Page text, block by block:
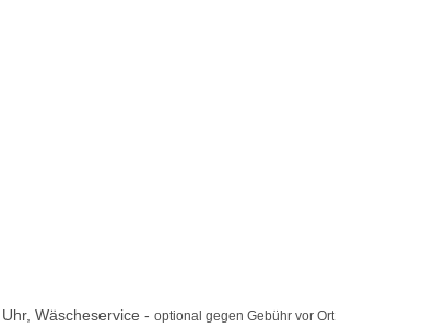
Wäscheservice - optional gegen Gebühr vor Ort